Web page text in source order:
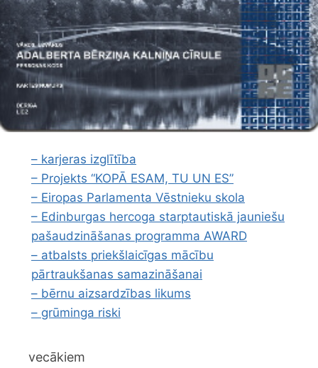
– karjeras izglītība
– Projekts “KOPĀ ESAM, TU UN ES”
– Eiropas Parlamenta Vēstnieku skola
– Edinburgas hercoga starptautiskā jauniešu
pašaudzināšanas programma AWARD
– atbalsts priekšlaicīgas mācību
pārtraukšanas samazināšanai
– bērnu aizsardzības likums
– grūminga riski
vecākiem